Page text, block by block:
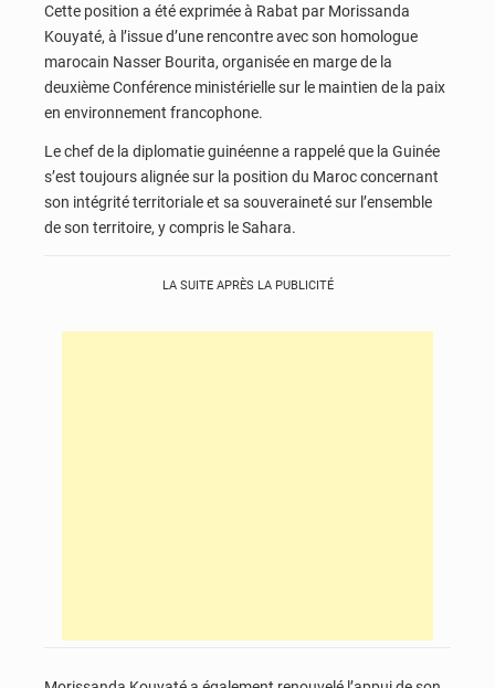
Cette position a été exprimée à Rabat par Morissanda
Kouyaté, à l’issue d’une rencontre avec son homologue
marocain Nasser Bourita, organisée en marge de la
deuxième Conférence ministérielle sur le maintien de la paix
en environnement francophone.
Le chef de la diplomatie guinéenne a rappelé que la Guinée
s’est toujours alignée sur la position du Marocconcernant
son intégrité territoriale et sa souveraineté sur l’ensemble
de son territoire, y compris le Sahara.
LA SUITE APRÈS LA PUBLICITÉ